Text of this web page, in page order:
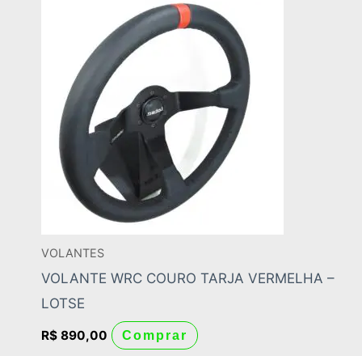
VOLANTES
VOLANTE WRC COURO TARJA VERMELHA –
LOTSE
R$ 890,00 Comprar